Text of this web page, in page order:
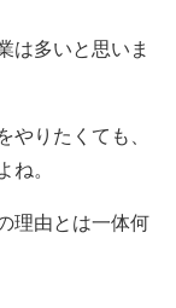
は多いと思いま
やりたくても、
ね。
理由とは一体何